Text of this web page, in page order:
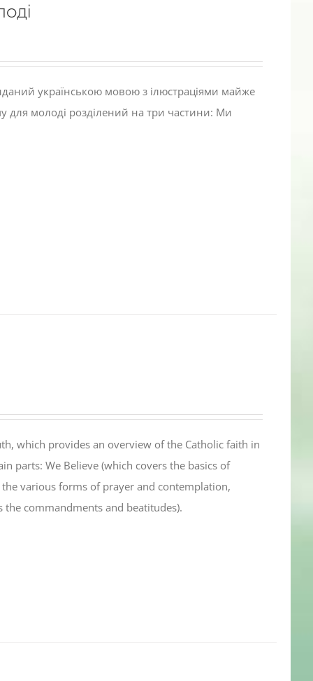
українською мовою з ілюстраціями майже
для молоді розділений на три частини: Ми
which provides an overview of the Catholic faith in
parts: We Believe (which covers the basics of
various forms of prayer and contemplation,
the commandments and beatitudes).